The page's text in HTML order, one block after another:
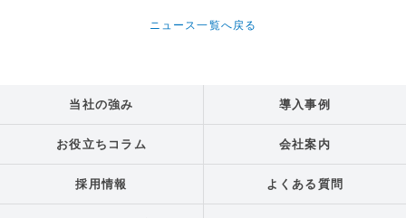
ニュース一覧へ戻る
当社の強み 導入事例
お役立ちコラム 会社案内
採用情報 よくある質問